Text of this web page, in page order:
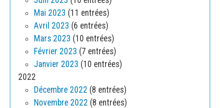
Mai 2023 (11 entrées)
Avril 2023 (6 entrées)
Mars 2023 (10 entrées)
Février 2023 (7 entrées)
Janvier 2023 (10 entrées)
2022
Décembre 2022 (8 entrées)
Novembre 2022 (8 entrées)